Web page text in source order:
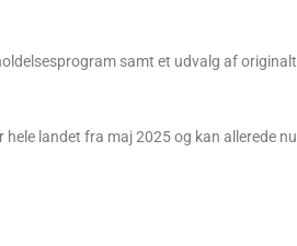
samt et udvalg af originalt
landet fra maj 2025 og kan allerede nu